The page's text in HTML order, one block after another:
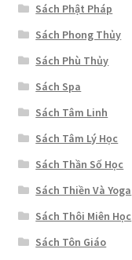
Sách Phật Pháp
Sách Phong Thủy
Sách Phù Thủy
Sách Spa
Sách Tâm Linh
Sách Tâm Lý Học
Sách Thần Số Học
Sách Thiền Và Yoga
Sách Thôi Miên Học
Sách Tôn Giáo